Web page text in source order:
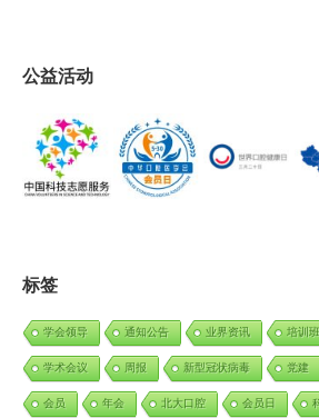
公益活动
标签
学会领导 通知公告 业界资讯 培训班
学术会议 周报 新型冠状病毒 党建
会员 年会 北大口腔 会员日